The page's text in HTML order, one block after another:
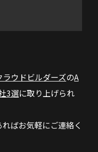
ウドビルダーズのA
3選に取り上げられ
ばお気軽にご連絡く